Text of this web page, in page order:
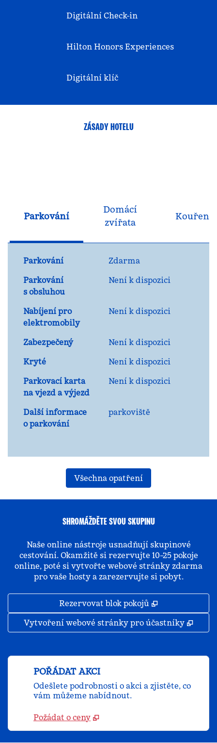
Digitální Check-in
Hilton Honors Experiences
Digitální klíč
ZÁSADY HOTELU
Parkování
Domácí
zvířata
Kouření
Parkování
Zdarma
Parkování
s obsluhou
Není k dispozici
Nabíjení pro
elektromobily
Není k dispozici
Zabezpečený
Není k dispozici
Kryté
Není k dispozici
Parkovací karta
na vjezd a výjezd
Není k dispozici
Další informace
o parkování
parkoviště
Všechna opatření
SHROMÁŽDĚTE SVOU SKUPINU
Naše online nástroje usnadňují skupinové
cestování. Okamžitě si rezervujte 10–25 pokoje
online, poté si vytvořte webové stránky zdarma
pro vaše hosty a zarezervujte si pobyt.
Rezervovat blok pokojů ,
Vytvoření webové stránky pro účastníky ,
POŘÁDAT AKCI
Odešlete podrobnosti o akci a zjistěte, co
vám můžeme nabídnout.
Požádat o ceny